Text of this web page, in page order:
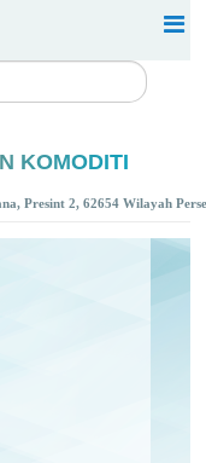
KOMODITI
Presint 2, 62654 Wilayah